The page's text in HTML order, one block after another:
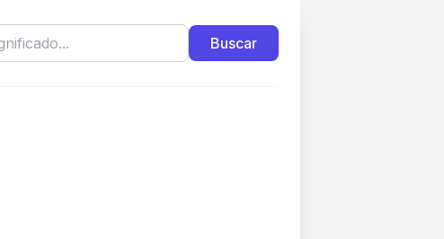
Buscar